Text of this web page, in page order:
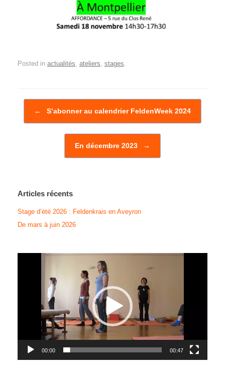
Posted in actualités ateliers stages
← S’abonner au calendrier FeldenWeek 2024
En décembre 2023 →
Articles récents
Stage d’été 2026 : Feldenkrais en Aveyron
De mars à juin 2026
00:00 00:47